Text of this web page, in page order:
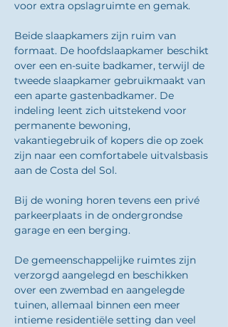
voor extra opslagruimte en gemak.
Beide slaapkamers zijn ruim van
formaat. De hoofdslaapkamer beschikt
over een en-suite badkamer, terwijl de
tweede slaapkamer gebruikmaakt van
een aparte gastenbadkamer. De
indeling leent zich uitstekend voor
permanente bewoning,
vakantiegebruik of kopers die op zoek
zijn naar een comfortabele uitvalsbasis
aan de Costa del Sol.
Bij de woning horen tevens een privé
parkeerplaats in de ondergrondse
garage en een berging.
De gemeenschappelijke ruimtes zijn
verzorgd aangelegd en beschikken
over een zwembad en aangelegde
tuinen, allemaal binnen een meer
intieme residentiële setting dan veel